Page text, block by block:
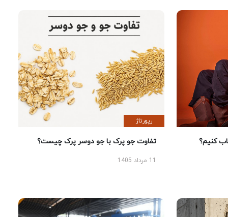
کنیم؟
رپورتاژ
تفاوت جو پرک با جو دوسر پرک چیست؟